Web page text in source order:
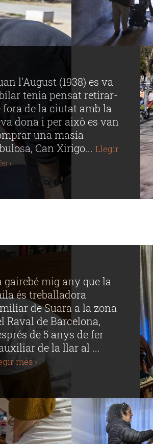
l’August (1938) es va
tenia pensat retirar-
fora de la ciutat amb la
dona i per això es van
una masia
Can Xirigo...Llegir
›
gairebé mig any que la
és treballadora
de Suara a la zona
Raval de Barcelona,
de 5 anys de fer
de la llar al ...
més ›